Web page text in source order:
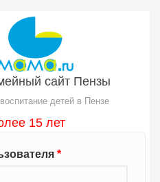
сайт Пензы
детей в Пензе
15 лет
*